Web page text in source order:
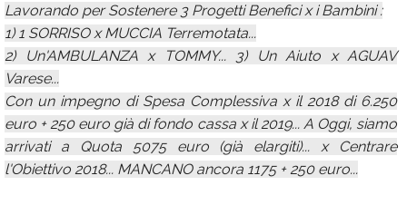
Lavorando per Sostenere 3 Progetti Benefici x i Bambini :
1) 1 SORRISO x MUCCIA Terremotata...
2) Un'AMBULANZA x TOMMY... 3) Un Aiuto x AGUAV
Varese...
Con un impegno di Spesa Complessiva x il 2018 di 6.250
euro + 250 euro già di fondo cassa x il 2019... A Oggi, siamo
arrivati a Quota 5075 euro (già elargiti)... x Centrare
l'Obiettivo 2018... MANCANO ancora 1175 + 250 euro...